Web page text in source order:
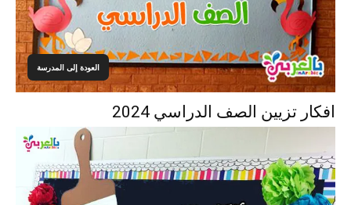
العودة إلى المدرسة
افكار تزيين الصف الدراسي 2024